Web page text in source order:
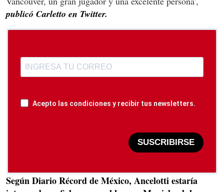
publicó Carletto en Twitter.
Acepto las condiciones y recibir tus newsletters.
SUSCRIBIRSE
Según Diario Récord de México, Ancelotti estaría